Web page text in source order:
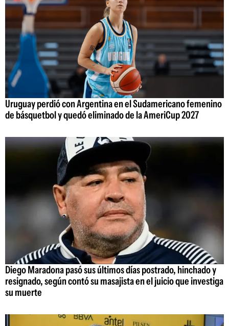
Uruguay perdió con Argentina en el Sudamericano femenino
de básquetbol y quedó eliminado de la AmeriCup 2027
Diego Maradona pasó sus últimos días postrado, hinchado y
resignado, según contó su masajista en el juicio que investiga
su muerte